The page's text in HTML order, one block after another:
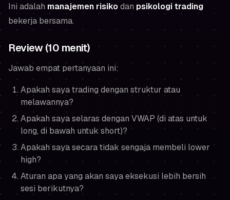
Ini adalah manajemen risikodan psikologi trading
bekerja bersama.
Review (10 menit)
Jawab empat pertanyaan ini:
Apakah saya trading dengan struktur atau
melawannya?
Apakah saya selaras dengan VWAP (di atas untuk
long, di bawah untuk short)?
Apakah saya secara tidak sengaja membeli lower
high?
Aturan apa yang akan saya eksekusi lebih bersih
sesi berikutnya?